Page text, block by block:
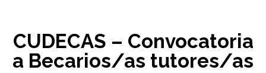
CUDECAS – Convocatoria
a Becarios/as tutores/as